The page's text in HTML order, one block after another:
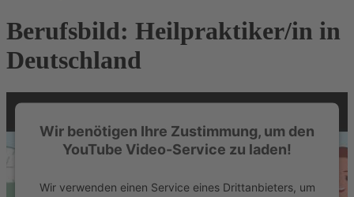
Berufsbild: Heilpraktiker/in in
Deutschland
Wir benötigen Ihre Zustimmung, um den
YouTube Video-Service zu laden!
Wir verwenden einen Service eines Drittanbieters, um